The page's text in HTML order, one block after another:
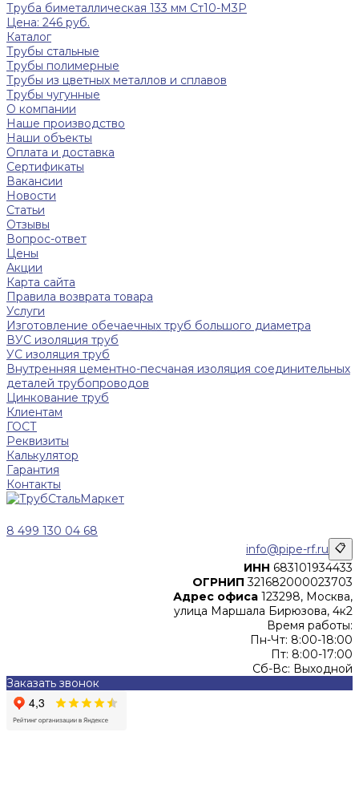
Труба биметаллическая 133 мм Ст10-М3Р
Цена: 246 руб.
Каталог
Трубы стальные
Трубы полимерные
Трубы из цветных металлов и сплавов
Трубы чугунные
О компании
Наше производство
Наши объекты
Оплата и доставка
Сертификаты
Вакансии
Новости
Статьи
Отзывы
Вопрос-ответ
Цены
Акции
Карта сайта
Правила возврата товара
Услуги
Изготовление обечаечных труб большого диаметра
ВУС изоляция труб
УС изоляция труб
Внутренняя цементно-песчаная изоляция соединительных
деталей трубопроводов
Цинкование труб
Клиентам
ГОСТ
Реквизиты
Калькулятор
Гарантия
Контакты
8 499 130 04 68
info@pipe-rf.ru 📋
ИНН 683101934433
ОГРНИП 321682000023703
Адрес офиса 123298, Москва,
улица Маршала Бирюзова, 4к2
Время работы:
Пн-Чт: 8:00-18:00
Пт: 8:00-17:00
Сб-Вс: Выходной
Заказать звонок